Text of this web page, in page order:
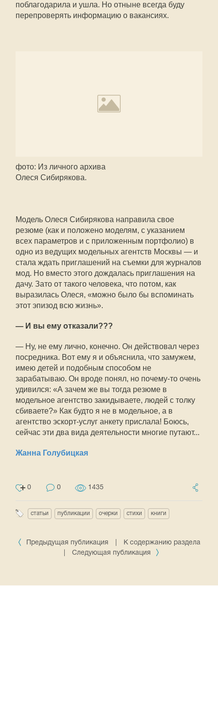
поблагодарила и ушла. Но отныне всегда буду
перепроверять информацию о вакансиях.
фото: Из личного архива
Олеся Сибирякова.
Модель Олеся Сибирякова направила свое
резюме (как и положено моделям, с указанием
всех параметров и с приложенным портфолио) в
одно из ведущих модельных агентств Москвы — и
стала ждать приглашений на съемки для журналов
мод. Но вместо этого дождалась приглашения на
дачу. Зато от такого человека, что потом, как
выразилась Олеся, «можно было бы вспоминать
этот эпизод всю жизнь».
— И вы ему отказали???
— Ну, не ему лично, конечно. Он действовал через
посредника. Вот ему я и объяснила, что замужем,
имею детей и подобным способом не
зарабатываю. Он вроде понял, но почему-то очень
удивился: «А зачем же вы тогда резюме в
модельное агентство закидываете, людей с толку
сбиваете?» Как будто я не в модельное, а в
агентство эскорт-услуг анкету прислала! Боюсь,
сейчас эти два вида деятельности многие путают...
Жанна Голубицкая
0 0 1435
статьи публикации очерки стихи книги
Предыдущая публикация
К содержанию раздела
Следующая публикация